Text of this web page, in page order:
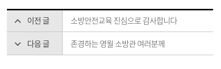
이전 글
소방안전교육 진심으로 감사합니다
다음 글
존경하는 영월 소방관 여러분께